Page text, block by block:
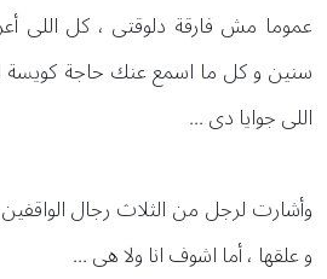
عموما مش فارقة دلوقتى ، كل اللى
سنين و كل ما اسمع عنك حاجة كويسة
اللى جوايا دى ...
وأشارت لرجل من الثلاث رجال
و علقها ، أما اشوف انا ولا هى ...